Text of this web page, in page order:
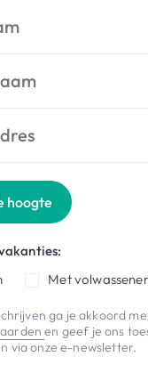
hoogte
Met
ga je akkoord
en geef je ons
via onze e-newsletter.